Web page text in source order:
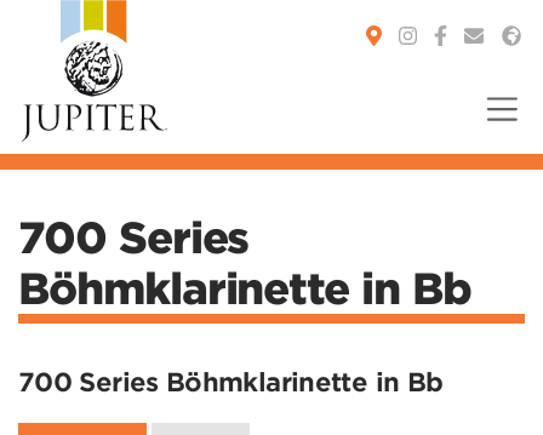
700 Series
Böhmklarinette in Bb
700 Series Böhmklarinette in Bb